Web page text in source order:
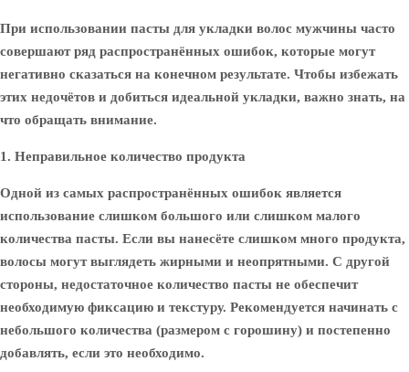
При использовании пасты для укладки волос мужчины часто
совершают ряд распространённых ошибок, которые могут
негативно сказаться на конечном результате. Чтобы избежать
этих недочётов и добиться идеальной укладки, важно знать, на
что обращать внимание.
1. Неправильное количество продукта
Одной из самых распространённых ошибок является
использование слишком большого или слишком малого
количества пасты. Если вы нанесёте слишком много продукта,
волосы могут выглядеть жирными и неопрятными. С другой
стороны, недостаточное количество пасты не обеспечит
необходимую фиксацию и текстуру. Рекомендуется начинать с
небольшого количества (размером с горошину) и постепенно
добавлять, если это необходимо.